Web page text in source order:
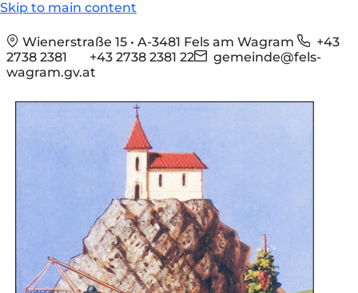
Skip to main content
Wienerstraße 15 • A-3481 Fels am Wagram
+43
2738 2381
+43 2738 2381 22
gemeinde@fels-
wagram.gv.at